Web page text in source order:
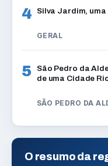
4 Silva Jardim,
GERAL
5
São Pedro da
de uma Cidade
SÃO PEDRO DA
O resumo da